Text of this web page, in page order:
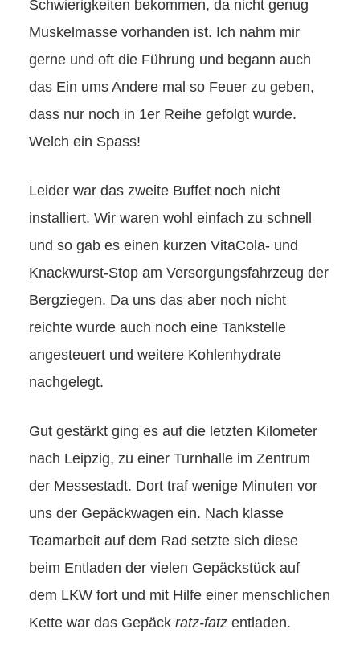
Schwierigkeiten bekommen, da nicht genug
Muskelmasse vorhanden ist. Ich nahm mir
gerne und oft die Führung und begann auch
das Ein ums Andere mal so Feuer zu geben,
dass nur noch in 1er Reihe gefolgt wurde.
Welch ein Spass!
Leider war das zweite Buffet noch nicht
installiert. Wir waren wohl einfach zu schnell
und so gab es einen kurzen VitaCola- und
Knackwurst-Stop am Versorgungsfahrzeug der
Bergziegen. Da uns das aber noch nicht
reichte wurde auch noch eine Tankstelle
angesteuert und weitere Kohlenhydrate
nachgelegt.
Gut gestärkt ging es auf die letzten Kilometer
nach Leipzig, zu einer Turnhalle im Zentrum
der Messestadt. Dort traf wenige Minuten vor
uns der Gepäckwagen ein. Nach klasse
Teamarbeit auf dem Rad setzte sich diese
beim Entladen der vielen Gepäckstück auf
dem LKW fort und mit Hilfe einer menschlichen
Kette war das Gepäck ratz-fatz entladen.